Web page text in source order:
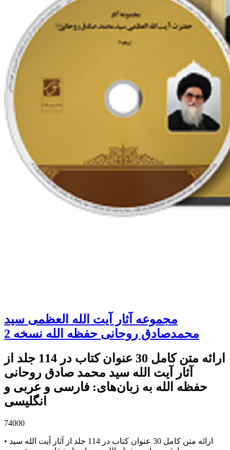
مجموعه آثار آیت الله العظمی سید
محمدصادق روحانی حفظه الله نسخه 2
ارائه متن کامل 30 عنوان کتاب در 114 جلد از
آثار آیت الله سید محمد صادق روحانی
حفظه الله به زبان‌های: فارسی و عربی و
انگلیسی
74000
• ارائه متن کامل 30 عنوان کتاب در 114 جلد از آثار آیت الله سید